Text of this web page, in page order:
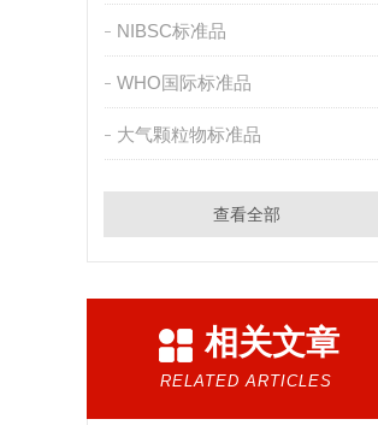
NIBSC标准品
WHO国际标准品
大气颗粒物标准品
查看全部
相关文章
RELATED ARTICLES